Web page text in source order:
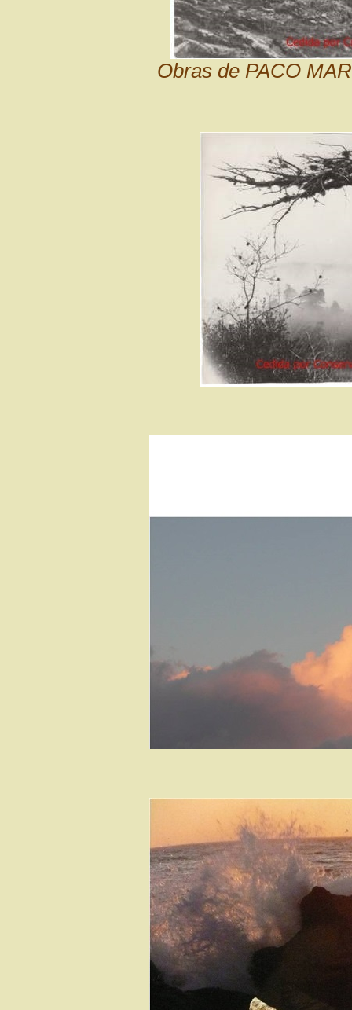
Obras de PACO